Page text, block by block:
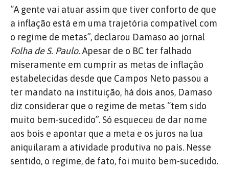
“A gente vai atuar assim que tiver conforto de que
a inflação está em uma trajetória compatível com
o regime de metas”, declarou Damaso ao jornal
Folha de S. Paulo. Apesar de o BC ter falhado
miseramente em cumprir as metas de inflação
estabelecidas desde que Campos Neto passou a
ter mandato na instituição, há dois anos, Damaso
diz considerar que o regime de metas “tem sido
muito bem-sucedido”. Só esqueceu de dar nome
aos bois e apontar que a meta e os juros na lua
aniquilaram a atividade produtiva no país. Nesse
sentido, o regime, de fato, foi muito bem-sucedido.